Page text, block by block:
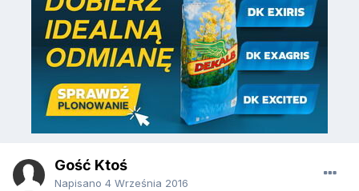
Gość Ktoś
Napisano 4 Września 2016